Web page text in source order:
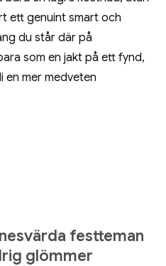
ett genuint smart och
du står där på
som en jakt på ett fynd,
en mer medveten
festteman
glömmer